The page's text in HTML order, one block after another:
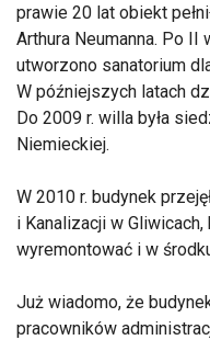
prawie 20 lat obiekt
Arthura Neumanna. Po
utworzono sanatorium
W późniejszych latach
Do 2009 r. willa była
Niemieckiej.
W 2010 r. budynek
i Kanalizacji w
wyremontować i w
Już wiadomo, że
pracowników